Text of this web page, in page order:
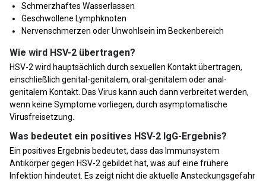
Schmerzhaftes Wasserlassen
Geschwollene Lymphknoten
Nervenschmerzen oder Unwohlsein im Beckenbereich
Wie wird HSV-2 übertragen?
HSV-2 wird hauptsächlich durch sexuellen Kontakt übertragen,
einschließlich genital-genitalem, oral-genitalem oder anal-
genitalem Kontakt. Das Virus kann auch dann verbreitet werden,
wenn keine Symptome vorliegen, durch asymptomatische
Virusfreisetzung.
Was bedeutet ein positives HSV-2 IgG-Ergebnis?
Ein positives Ergebnis bedeutet, dass das Immunsystem
Antikörper gegen HSV-2 gebildet hat, was auf eine frühere
Infektion hindeutet. Es zeigt nicht die aktuelle Ansteckungsgefahr